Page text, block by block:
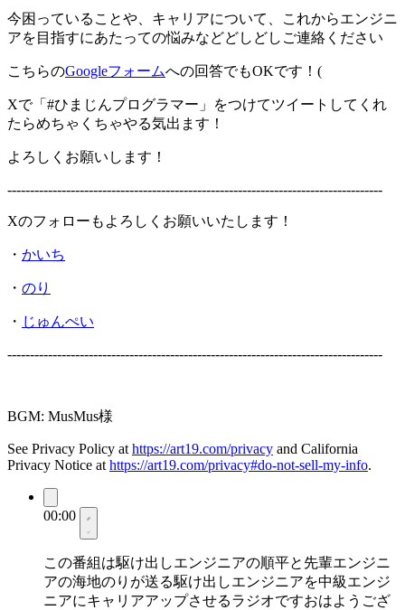
今困っていることや、キャリアについて、これからエンジニ
アを目指すにあたっての悩みなどどしどしご連絡ください
こちらのGoogleフォームへの回答でもOKです！(
Xで「#ひまじんプログラマー」をつけてツイートしてくれ
たらめちゃくちゃやる気出ます！
よろしくお願いします！
-----------------------------------------------------------------------------------
Xのフォローもよろしくお願いいたします！
・ かいち
・ のり
・ じゅんぺい
-----------------------------------------------------------------------------------
BGM: MusMus様
See Privacy Policy at https://art19.com/privacy and California
Privacy Notice at https://art19.com/privacy#do-not-sell-my-info.
00:00
この番組は駆け出しエンジニアの順平と先輩エンジニ
アの海地のりが送る駆け出しエンジニアを中級エンジ
ニアにキャリアアップさせるラジオですおはようござ